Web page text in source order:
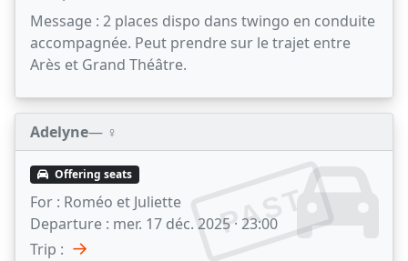
Message : 2 places dispo dans twingo en conduite
accompagnée. Peut prendre sur le trajet entre
Arès et Grand Théâtre.
Adelyne— ♀️
PAST
Offering seats
For : Roméo et Juliette
Departure : mer. 17 déc. 2025 · 23:00
Trip : →